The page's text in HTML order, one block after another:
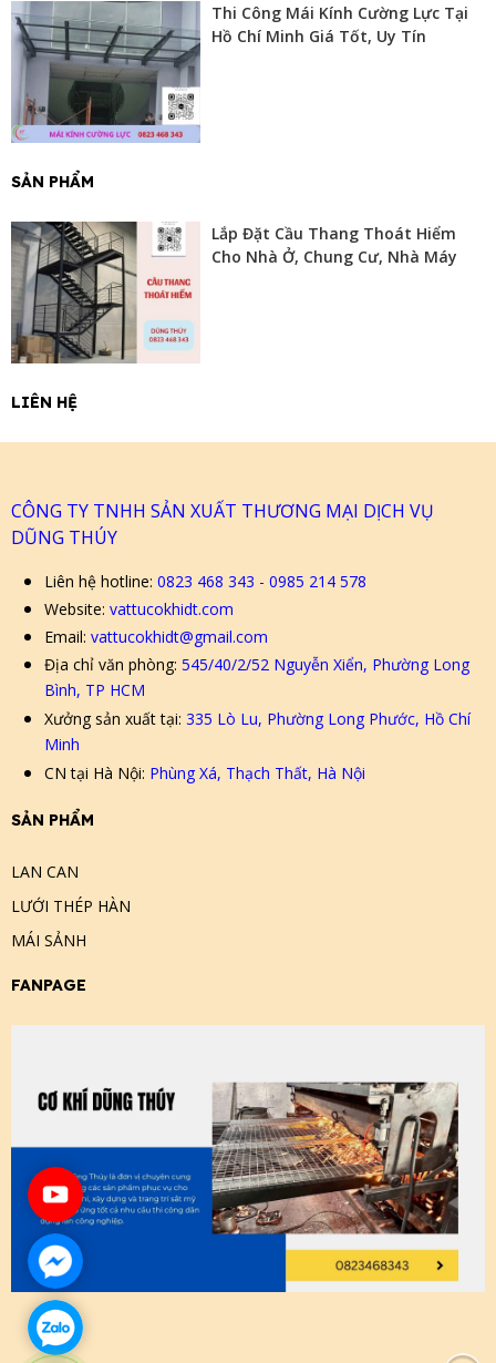
Thi Công Mái Kính Cường Lực Tại
Hồ Chí Minh Giá Tốt, Uy Tín
SẢN PHẨM
Lắp Đặt Cầu Thang Thoát Hiểm
Cho Nhà Ở, Chung Cư, Nhà Máy
LIÊN HỆ
CÔNG TY TNHH SẢN XUẤT THƯƠNG MẠI DỊCH VỤ
DŨNG THÚY
Liên hệ hotline: 0823 468 343 - 0985 214 578
Website: vattucokhidt.com
Email: vattucokhidt@gmail.com
Địa chỉ văn phòng: 545/40/2/52 Nguyễn Xiển, Phường Long
Bình, TP HCM
Xưởng sản xuất tại: 335 Lò Lu, Phường Long Phước, Hồ Chí
Minh
CN tại Hà Nội: Phùng Xá, Thạch Thất, Hà Nội
SẢN PHẨM
LAN CAN
LƯỚI THÉP HÀN
MÁI SẢNH
FANPAGE